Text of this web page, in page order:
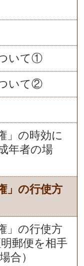
いて①
いて②
」の時効に
年者の場
」の行使方
」の行使方
郵便を相手
合）